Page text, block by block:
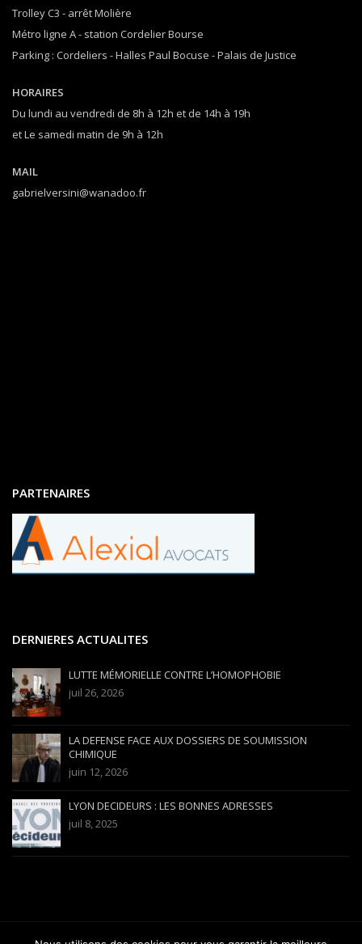
Trolley C3 - arrêt Molière
Métro ligne A - station Cordelier Bourse
Parking : Cordeliers - Halles Paul Bocuse - Palais de Justice
HORAIRES
Du lundi au vendredi de 8h à 12h et de 14h à 19h
et Le samedi matin de 9h à 12h
MAIL
gabrielversini@wanadoo.fr
PARTENAIRES
DERNIERES ACTUALITES
LUTTE MÉMORIELLE CONTRE L’HOMOPHOBIE
juil 26, 2026
LA DEFENSE FACE AUX DOSSIERS DE SOUMISSION
CHIMIQUE
juin 12, 2026
LYON DECIDEURS : LES BONNES ADRESSES
juil 8, 2025